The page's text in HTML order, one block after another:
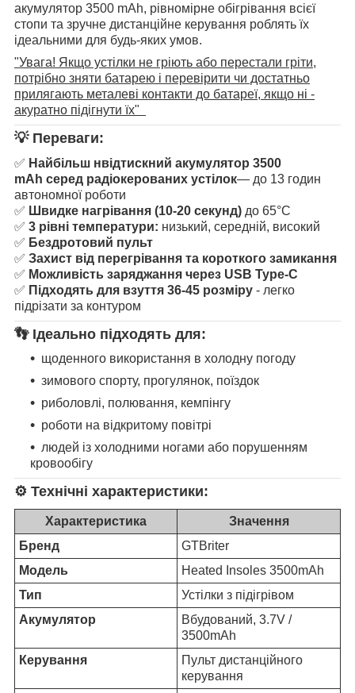
акумулятор 3500 mAh, рівномірне обігрівання всієї
стопи та зручне дистанційне керування роблять їх
ідеальними для будь-яких умов.
"Увага! Якщо устілки не гріють або перестали гріти,
потрібно зняти батарею і перевірити чи достатньо
прилягають металеві контакти до батареї, якщо ні -
акуратно підігнути їх"
💡 Переваги:
✅ Найбільш нвідтискний акумулятор 3500
mAh серед радіокерованих устілок— до 13 годин
автономної роботи
✅ Швидке нагрівання (10-20 секунд) до 65°C
✅ 3 рівні температури: низький, середній, високий
✅ Бездротовий пульт
✅ Захист від перегрівання та короткого замикання
✅ Можливість заряджання через USB Type-C
✅ Підходять для взуття 36-45 розміру - легко
підрізати за контуром
👣 Ідеально підходять для:
щоденного використання в холодну погоду
зимового спорту, прогулянок, поїздок
риболовлі, полювання, кемпінгу
роботи на відкритому повітрі
людей із холодними ногами або порушенням
кровообігу
⚙️ Технічні характеристики:
Характеристика
Значення
Бренд
GTBriter
Модель
Heated Insoles 3500mAh
Тип
Устілки з підігрівом
Акумулятор
Вбудований, 3.7V /
3500mAh
Керування
Пульт дистанційного
керування